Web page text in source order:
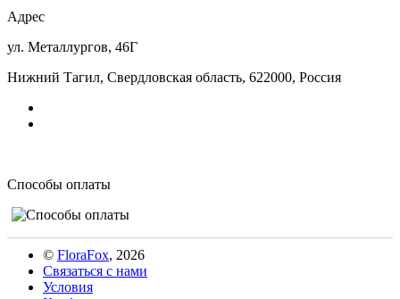
Адрес
ул. Металлургов, 46Г
Нижний Тагил, Свердловская область, 622000, Россия
Способы оплаты
© FloraFox, 2026
Связаться с нами
Условия